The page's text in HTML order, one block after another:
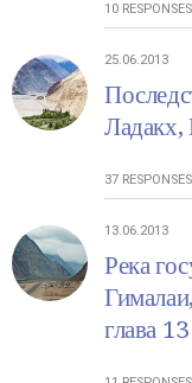
10 RESPONSES
25.06.2013
Ладакх,
37 RESPONSES
13.06.2013
Река
глава 13